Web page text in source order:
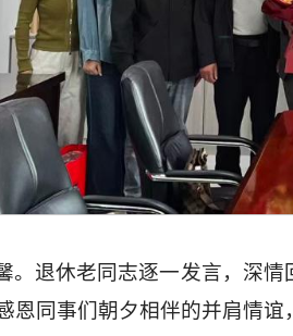
。退休老同志逐一发言，深
恩同事们朝夕相伴的并肩情